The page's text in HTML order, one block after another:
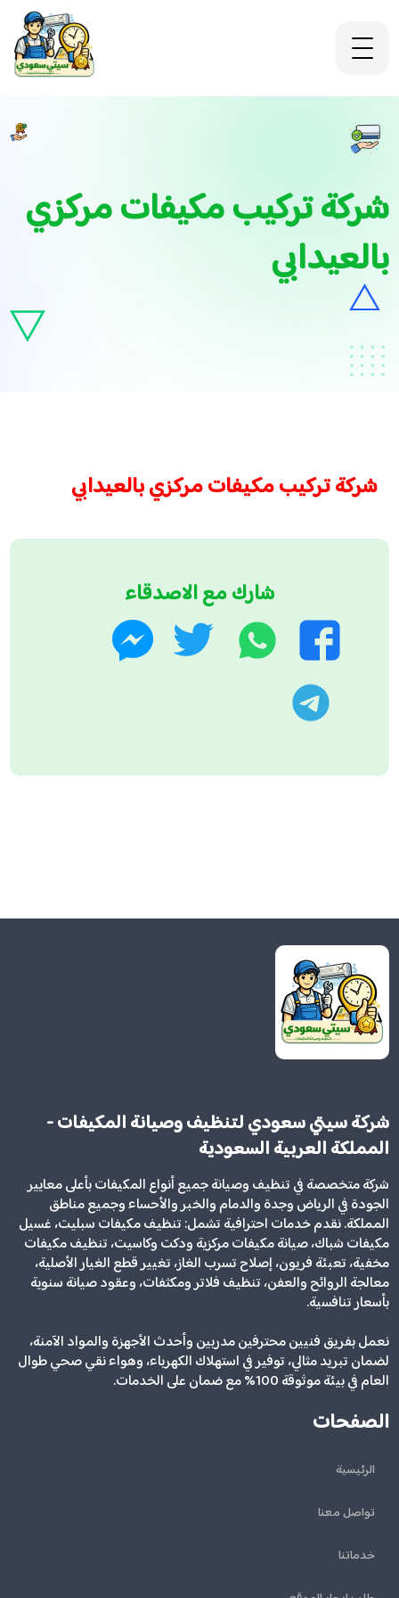
شركة تركيب مكيفات مركزي
بالعيدابي
شركة تركيب مكيفات مركزي بالعيدابي
شارك مع الاصدقاء
فيسبوك
واتساب تويتر
شركة سيتي سعودي لتنظيف وصيانة المكيفات -
المملكة العربية السعودية
شركة متخصصة في تنظيف وصيانة جميع أنواع المكيفات بأعلى معايير
الجودة في الرياض وجدة والدمام والخبر والأحساء وجميع مناطق
المملكة. نقدم خدمات احترافية تشمل: تنظيف مكيفات سبليت، غسيل
مكيفات شباك، صيانة مكيفات مركزية ودكت وكاسيت، تنظيف مكيفات
مخفية، تعبئة فريون، إصلاح تسرب الغاز، تغيير قطع الغيار الأصلية،
معالجة الروائح والعفن، تنظيف فلاتر ومكثفات، وعقود صيانة سنوية
بأسعار تنافسية.
نعمل بفريق فنيين محترفين مدربين وأحدث الأجهزة والمواد الآمنة،
لضمان تبريد مثالي، توفير في استهلاك الكهرباء، وهواء نقي صحي طوال
العام في بيئة موثوقة 100% مع ضمان على الخدمات.
الصفحات
الرئيسية
تواصل معنا
خدماتنا